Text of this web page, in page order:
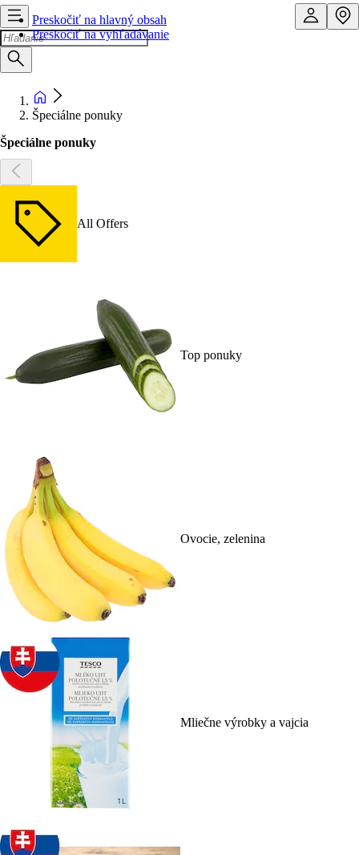
Preskočiť na hlavný obsah
Preskočiť na vyhľadávanie
Špeciálne ponuky
Špeciálne ponuky
All Offers
Top ponuky
Ovocie, zelenina
Mliečne výrobky a vajcia